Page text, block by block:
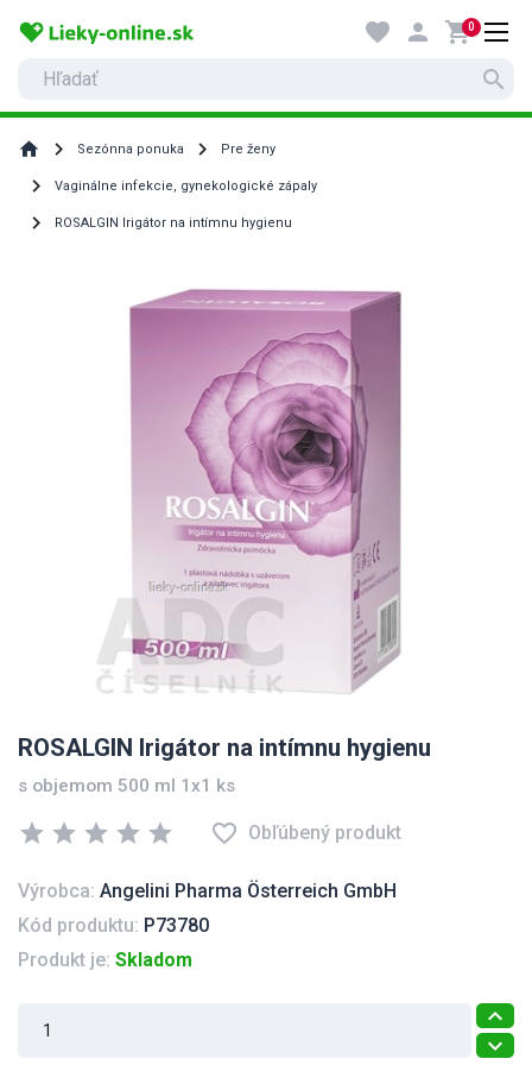
search
favorite person shopping_cart0
home Sezónna ponuka Pre ženy
Vaginálne infekcie, gynekologické zápaly
ROSALGIN Irigátor na intímnu hygienu
ROSALGIN Irigátor na intímnu hygienu
s objemom 500 ml 1x1 ks
star star star star star favorite_border Obľúbený produkt
Výrobca: Angelini Pharma Österreich GmbH
Kód produktu: P73780
Produkt je: Skladom